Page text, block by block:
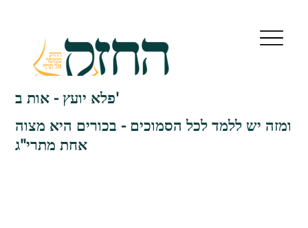
פלא יועץ - אות ב'
ומזה יש ללמד לכל הסמוכים - בכורים היא מצוה
אחת מתרי"ג